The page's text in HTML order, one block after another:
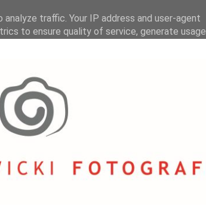
traffic. Your IP address and user-agent
to ensure quality of service, generate usage